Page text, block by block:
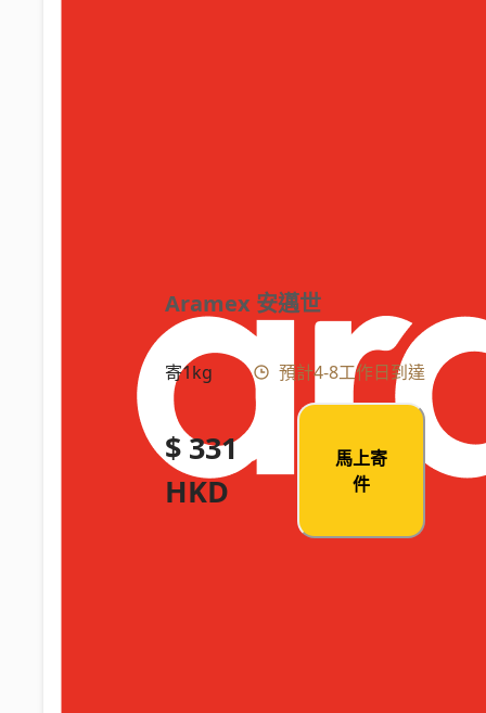
Aramex 安邁世
寄1kg 預計4-8工作日到達
$ 331
HKD
馬上寄
件